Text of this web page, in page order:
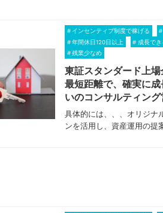
インセンティブ制度で稼げる
年間休日120日以上
成長でき
残業少なめ
東証スタンダード上
最短距離で、確実に
いのコンサルティン
具体的には、、、オリジナ
ンを活用し、資産運用の提